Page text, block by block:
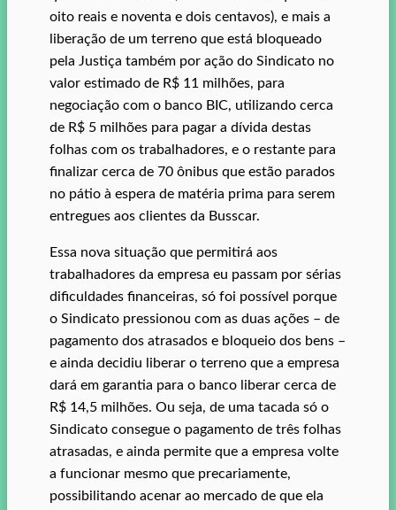
oito reais e noventa e dois centavos), e mais a
liberação de um terreno que está bloqueado
pela Justiça também por ação do Sindicato no
valor estimado de R$ 11 milhões, para
negociação com o banco BIC, utilizando cerca
de R$ 5 milhões para pagar a dívida destas
folhas com os trabalhadores, e o restante para
finalizar cerca de 70 ônibus que estão parados
no pátio à espera de matéria prima para serem
entregues aos clientes da Busscar.
Essa nova situação que permitirá aos
trabalhadores da empresa eu passam por sérias
dificuldades financeiras, só foi possível porque
o Sindicato pressionou com as duas ações – de
pagamento dos atrasados e bloqueio dos bens –
e ainda decidiu liberar o terreno que a empresa
dará em garantia para o banco liberar cerca de
R$ 14,5 milhões. Ou seja, de uma tacada só o
Sindicato consegue o pagamento de três folhas
atrasadas, e ainda permite que a empresa volte
a funcionar mesmo que precariamente,
possibilitando acenar ao mercado de que ela